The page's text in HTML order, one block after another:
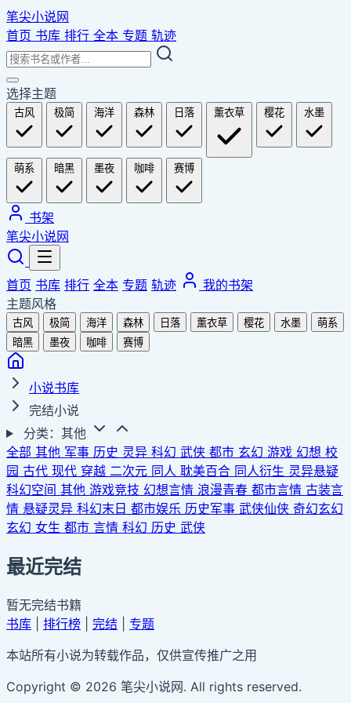
笔尖小说网
首页 书库 排行 全本 专题 轨迹
选择主题
古风 极简 海洋 森林 日落 薰衣草 樱花 水墨
萌系 暗黑 墨夜 咖啡 赛博
书架
笔尖小说网
首页 书库 排行 全本 专题 轨迹
我的书架
主题风格
古风 极简 海洋 森林 日落 薰衣草 樱花 水墨
萌系
暗黑
墨夜 咖啡 赛博
小说书库
完结小说
分类：其他
全部 其他 军事 历史 灵异 科幻 武侠 都市 玄幻 游戏 幻想 校
园 古代 现代 穿越 二次元 同人 耽美百合 同人衍生 灵异悬疑
科幻空间 其他 游戏竞技 幻想言情 浪漫青春 都市言情 古装言
情 悬疑灵异 科幻末日 都市娱乐 历史军事 武侠仙侠 奇幻玄幻
玄幻 女生 都市 言情 科幻 历史 武侠
最近完结
暂无完结书籍
书库
排行榜 完结
专题
本站所有小说为转载作品，仅供宣传推广之用
Copyright © 2026 笔尖小说网. All rights reserved.